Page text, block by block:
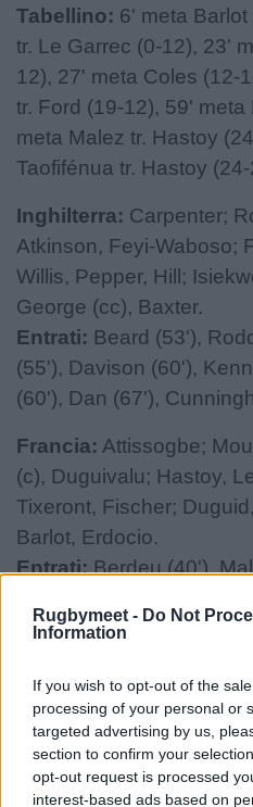
Rugbymeet - Do Not
Information
If you wish to opt-out of the
processing of your personal or
targeted advertising by us,
section to confirm your
opt-out request is processed
interest-based ads based on
Tabellino: 6' meta
tr. Le Garrec (0-12), 23'
12), 27' meta Coles (12-
tr. Ford (19-12), 59'
meta Malez tr. Hastoy
Taofifénua tr. Hastoy
Inghilterra: Carpenter;
Atkinson, Feyi-Waboso;
Willis, Pepper, Hill;
George (cc), Baxter.
Entrati: Beard (53'),
(55'), Davison (60'),
(60'), Dan (67'),
Francia: Attissogbe;
(c), Duguivalu; Hastoy,
Tixeront, Fischer;
Barlot, Erdocio.
Entrati:Berdeu (40'),
Taofifénua (46'), van
Marchand (60'),